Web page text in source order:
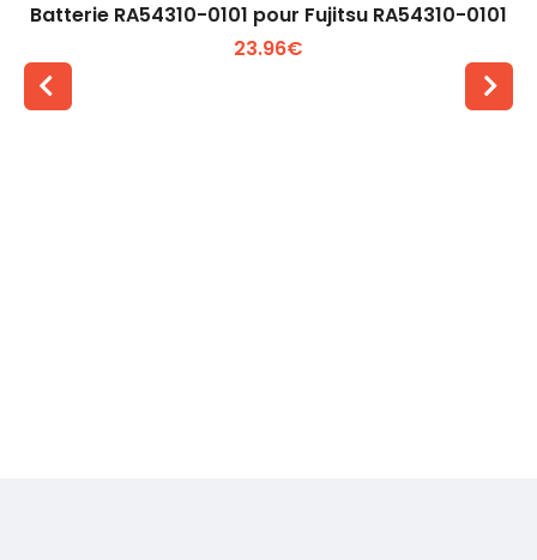
Batterie RA54310-0101 pour Fujitsu RA54310-0101
23.96€